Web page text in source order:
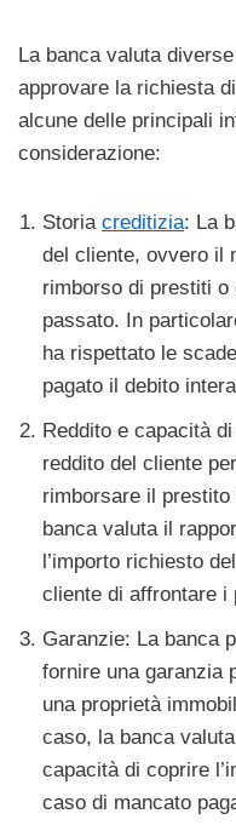
La banca valuta
approvare la richiesta
alcune delle principali
considerazione:
Storia creditizia: La
del cliente, ovvero il
rimborso di prestiti
passato. In
ha rispettato le
pagato il debito
Reddito e capacità
reddito del cliente
rimborsare il
banca valuta il
l’importo richiesto
cliente di affrontare i
Garanzie: La banca
fornire una garanzia
una proprietà
caso, la banca
capacità di coprire
caso di mancato